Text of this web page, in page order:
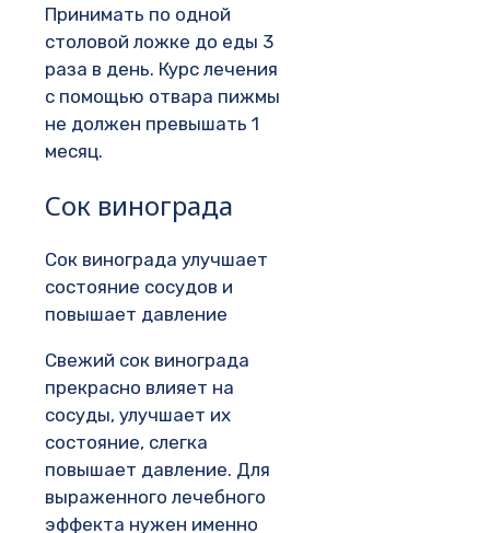
Принимать по одной
столовой ложке до еды 3
раза в день. Курс лечения
с помощью отвара пижмы
не должен превышать 1
месяц.
Сок винограда
Сок винограда улучшает
состояние сосудов и
повышает давление
Свежий сок винограда
прекрасно влияет на
сосуды, улучшает их
состояние, слегка
повышает давление. Для
выраженного лечебного
эффекта нужен именно